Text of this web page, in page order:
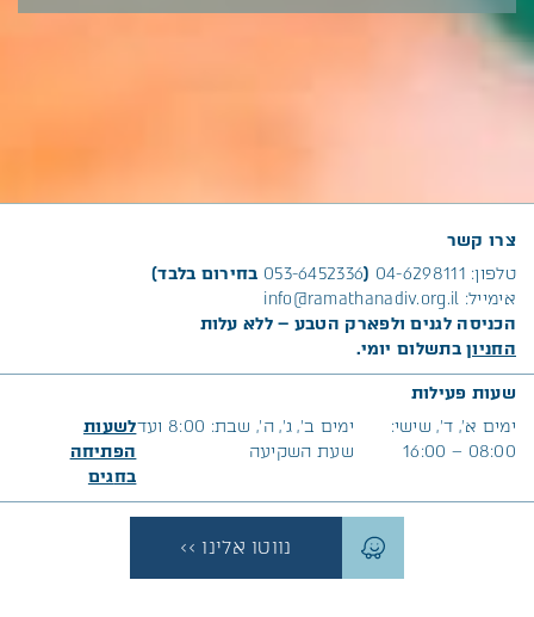
צרו קשר
טלפון: 04-6298111
(
053-6452336 בחירום בלבד)
אימייל: info@ramathanadiv.org.il
הכניסה לגנים ולפארק הטבע – ללא עלות
החניוןבתשלום יומי.
שעות פעילות
ימים א׳, ד’, שישי:
08:00 – 16:00
ימים ב’, ג’, ה’, שבת: 8:00 ועד
שעת השקיעה
לשעות
הפתיחה
בחגים
נווטו אלינו >>